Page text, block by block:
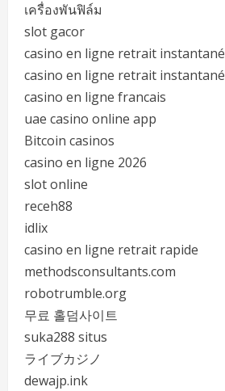
เครื่องพันฟิล์ม
slot gacor
casino en ligne retrait instantané
casino en ligne retrait instantané
casino en ligne francais
uae casino online app
Bitcoin casinos
casino en ligne 2026
slot online
receh88
idlix
casino en ligne retrait rapide
methodsconsultants.com
robotrumble.org
무료 홀덤사이트
suka288 situs
ライブカジノ
dewajp.ink